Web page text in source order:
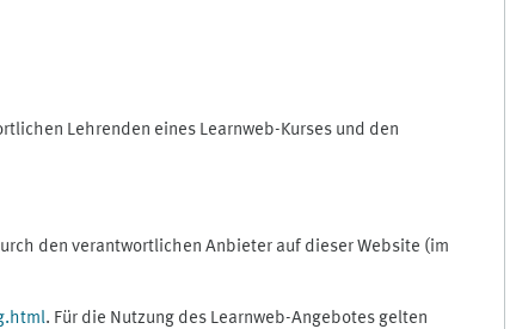
Lehrenden eines Learnweb-Kurses und den
den verantwortlichen Anbieter auf dieser Website (im
. Für die Nutzung des Learnweb-Angebotes gelten